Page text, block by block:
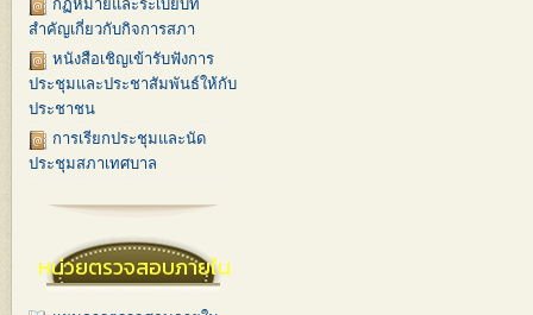
กฏหมายและระเบียบที่
สำคัญเกี่ยวกับกิจการสภา
หนังสือเชิญเข้ารับฟังการ
ประชุมและประชาสัมพันธ์ให้กับ
ประชาชน
การเรียกประชุมและนัด
ประชุมสภาเทศบาล
หน่วยตรวจสอบภายใน